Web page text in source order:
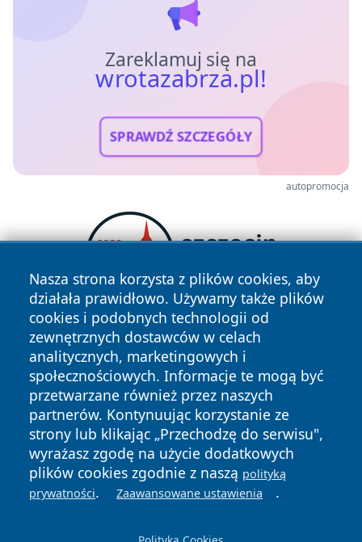
Zareklamuj się na
wrotazabrza.pl!
SPRAWDŹ SZCZEGÓŁY
autopromocja
Nasza strona korzysta z plików cookies, aby
działała prawidłowo. Używamy także plików
cookies i podobnych technologii od
zewnętrznych dostawców w celach
analitycznych, marketingowych i
społecznościowych. Informacje te mogą być
przetwarzane również przez naszych
partnerów. Kontynuując korzystanie ze
strony lub klikając „Przechodzę do serwisu",
wyrażasz zgodę na użycie dodatkowych
plików cookies zgodnie z naszą polityką
prywatności. Zaawansowane ustawienia .
Copyright © 2026 wrotazabrza.pl Wszystkie prawa
zastrzeżone.